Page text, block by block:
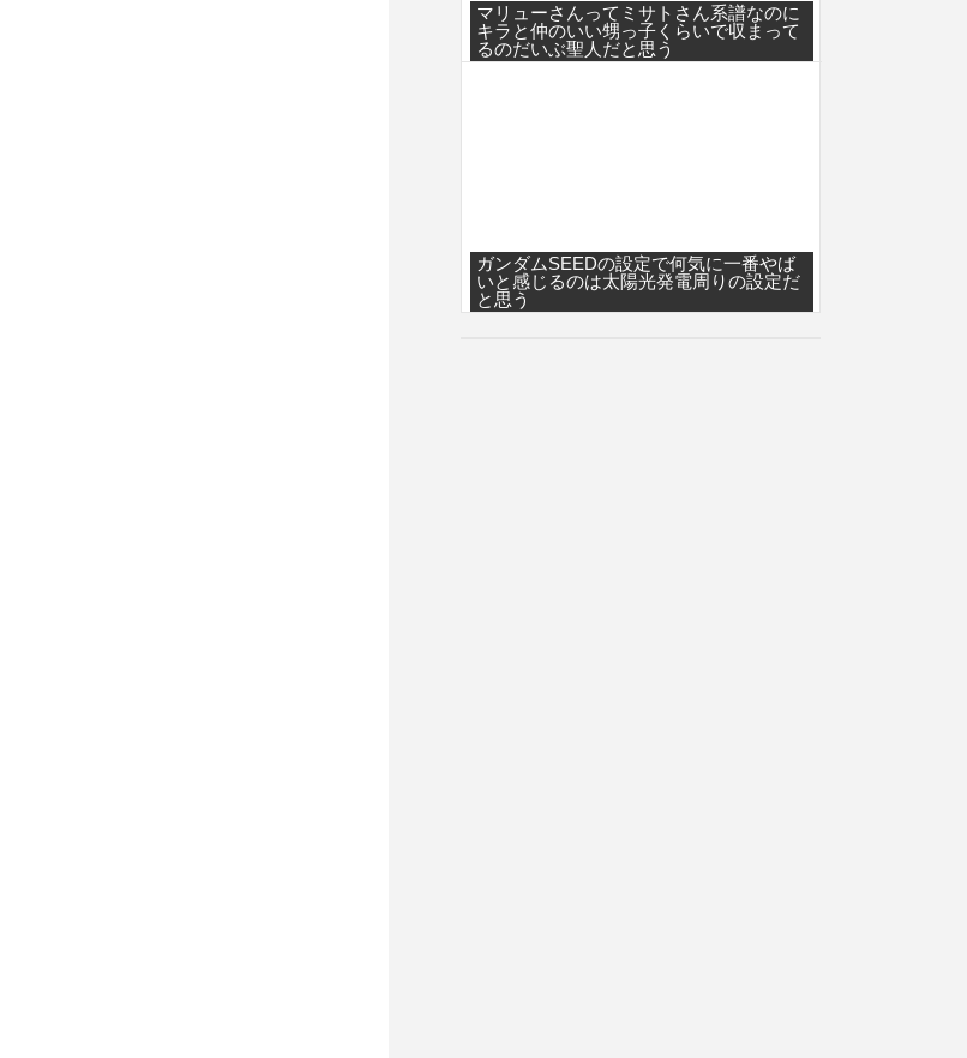
マリューさんってミサトさん系譜なのに
キラと仲のいい甥っ子くらいで収まって
るのだいぶ聖人だと思う
ガンダムSEEDの設定で何気に一番やば
いと感じるのは太陽光発電周りの設定だ
と思う